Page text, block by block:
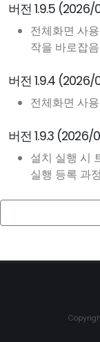
버전 1.9.5
전체화면 사
작을 바로잡음
버전 1.9.4 (2026/
전체화면 사
버전 1.9.3 (2026/
설치 실행 시
실행 등록 과